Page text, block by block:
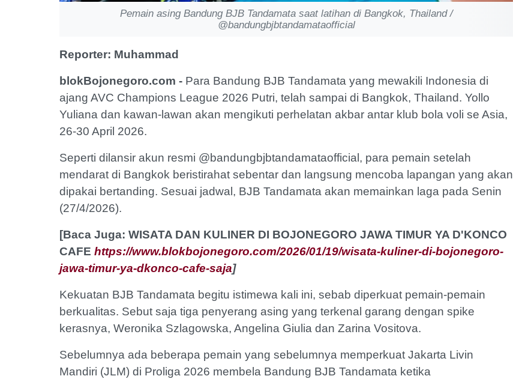
Pemain asing Bandung BJB Tandamata saat latihan di Bangkok, Thailand /
@bandungbjbtandamataofficial
Reporter: Muhammad
blokBojonegoro.com - Para Bandung BJB Tandamata yang mewakili Indonesia di
ajang AVC Champions League 2026 Putri, telah sampai di Bangkok, Thailand. Yollo
Yuliana dan kawan-lawan akan mengikuti perhelatan akbar antar klub bola voli se Asia,
26-30 April 2026.
Seperti dilansir akun resmi @bandungbjbtandamataofficial, para pemain setelah
mendarat di Bangkok beristirahat sebentar dan langsung mencoba lapangan yang akan
dipakai bertanding. Sesuai jadwal, BJB Tandamata akan memainkan laga pada Senin
(27/4/2026).
[Baca Juga: WISATA DAN KULINER DI BOJONEGORO JAWA TIMUR YA D'KONCO
CAFE https://www.blokbojonegoro.com/2026/01/19/wisata-kuliner-di-bojonegoro-
jawa-timur-ya-dkonco-cafe-saja]
Kekuatan BJB Tandamata begitu istimewa kali ini, sebab diperkuat pemain-pemain
berkualitas. Sebut saja tiga penyerang asing yang terkenal garang dengan spike
kerasnya, Weronika Szlagowska, Angelina Giulia dan Zarina Vositova.
Sebelumnya ada beberapa pemain yang sebelumnya memperkuat Jakarta Livin
Mandiri (JLM) di Proliga 2026 membela Bandung BJB Tandamata ketika